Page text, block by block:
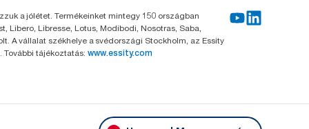
a jólétet. Termékeinket mintegy 150 országban
Libero, Libresse, Lotus, Modibodi, Nosotras, Saba,
A vállalat székhelye a svédországi Stockholm, az Essity
tájékoztatás: www.essity.com